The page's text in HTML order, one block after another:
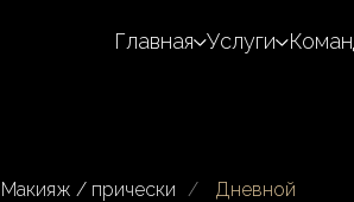
Главная Услуги
Макияж / прически / Дневной